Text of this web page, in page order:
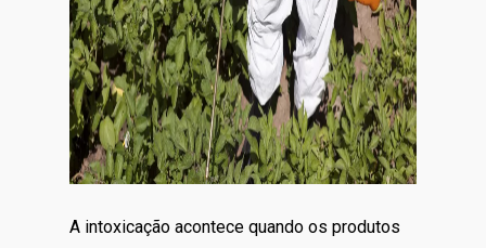
A intoxicação acontece quando os produtos